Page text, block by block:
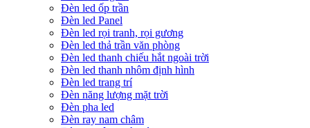
Đèn led ốp trần
Đèn led Panel
Đèn led rọi tranh, rọi gương
Đèn led thả trần văn phòng
Đèn led thanh chiếu hắt ngoài trời
Đèn led thanh nhôm định hình
Đèn led trang trí
Đèn năng lượng mặt trời
Đèn pha led
Đèn ray nam châm